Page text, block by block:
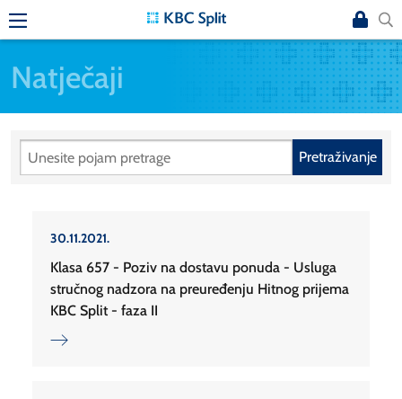
Natječaji
Pretraživanje
30.11.2021.
Klasa 657 - Poziv na dostavu ponuda - Usluga
stručnog nadzora na preuređenju Hitnog prijema
KBC Split - faza II